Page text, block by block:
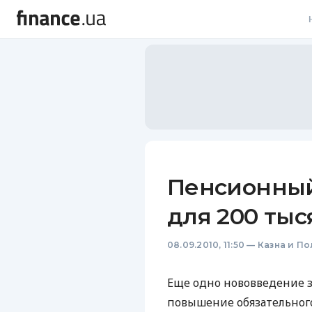
для 200
08.09.2010, 11:50 — Казна и
Еще одно нововведение
повышение